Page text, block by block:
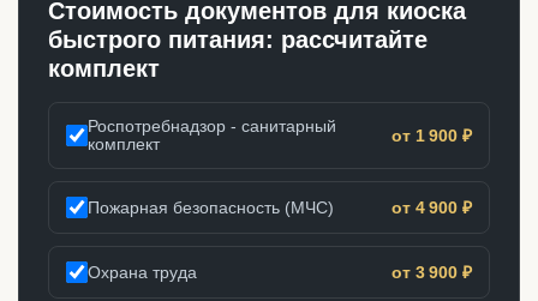
Стоимость документов для киоска
быстрого питания: рассчитайте
комплект
Роспотребнадзор - санитарный
комплект
от 1 900 ₽
Пожарная безопасность (МЧС) от 4 900 ₽
Охрана труда от 3 900 ₽